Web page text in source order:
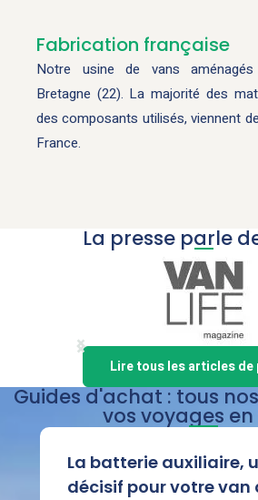
Fabrication française
Notre usine de vans
Bretagne (22). La majorité des
des composants utilisés, viennent
France.
La presse parle
Item
of
5
Lire tous les articles de
Guides d'achat : tous
vos voyages en
La batterie auxiliaire,
décisif pour votre van